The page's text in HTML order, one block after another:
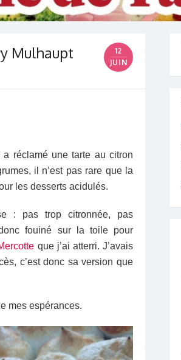
Mulhaupt
12
JUIN
réclamé une tarte au citron
il n’est pas rare que la
les desserts acidulés.
: pas trop citronnée, pas
fouiné sur la toile pour
que j’ai atterri. J’avais
c’est donc sa version que
mes espérances.